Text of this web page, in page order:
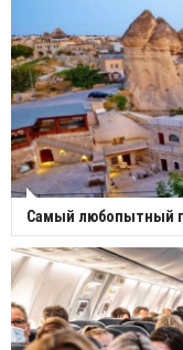
Самый любопытный